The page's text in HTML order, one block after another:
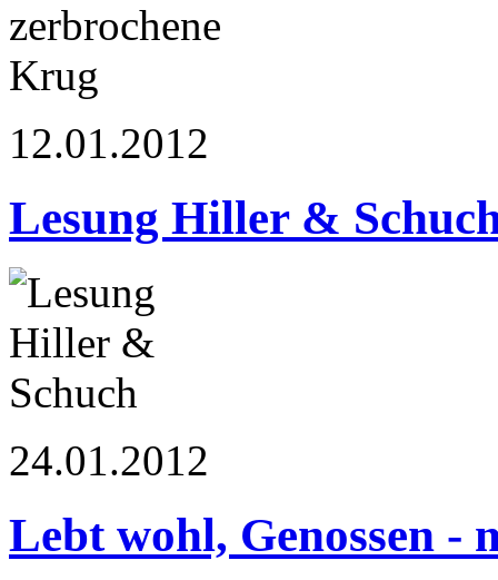
12.01.2012
Lesung Hiller &
24.01.2012
Lebt wohl, Genossen -